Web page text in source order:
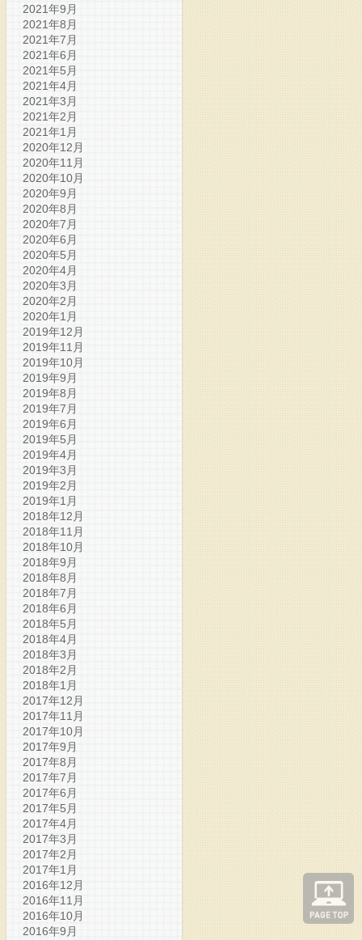
2021年9月
2021年8月
2021年7月
2021年6月
2021年5月
2021年4月
2021年3月
2021年2月
2021年1月
2020年12月
2020年11月
2020年10月
2020年9月
2020年8月
2020年7月
2020年6月
2020年5月
2020年4月
2020年3月
2020年2月
2020年1月
2019年12月
2019年11月
2019年10月
2019年9月
2019年8月
2019年7月
2019年6月
2019年5月
2019年4月
2019年3月
2019年2月
2019年1月
2018年12月
2018年11月
2018年10月
2018年9月
2018年8月
2018年7月
2018年6月
2018年5月
2018年4月
2018年3月
2018年2月
2018年1月
2017年12月
2017年11月
2017年10月
2017年9月
2017年8月
2017年7月
2017年6月
2017年5月
2017年4月
2017年3月
2017年2月
2017年1月
2016年12月
2016年11月
2016年10月
2016年9月